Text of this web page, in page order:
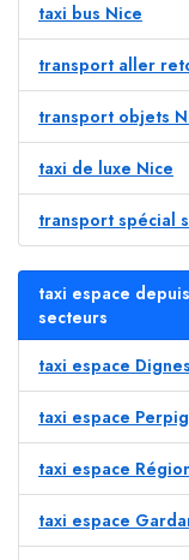
taxi bus Nice
transport aller
transport objets
taxi de luxe Nice
transport spécial
taxi espace
secteurs
taxi espace
taxi espace
taxi espace
taxi espace